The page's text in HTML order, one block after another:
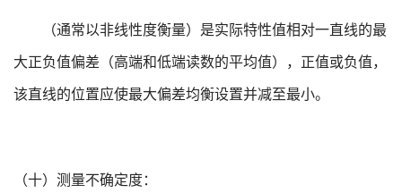
（通常以非线性度衡量）是实际特性值相对一直线的最
大正负值偏差（高端和低端读数的平均值），正值或负值，
该直线的位置应使最大偏差均衡设置并减至最小。
（十）测量不确定度：